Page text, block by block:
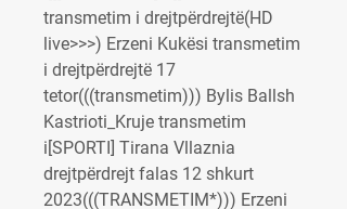
transmetim i drejtpërdrejtë(HD
live>>>) Erzeni Kukësi transmetim
i drejtpërdrejtë 17
tetor(((transmetim))) Bylis Ballsh
Kastrioti_Kruje transmetim
i[SPORTI] Tirana Vllaznia
drejtpërdrejt falas 12 shkurt
2023(((TRANSMETIM*))) Erzeni